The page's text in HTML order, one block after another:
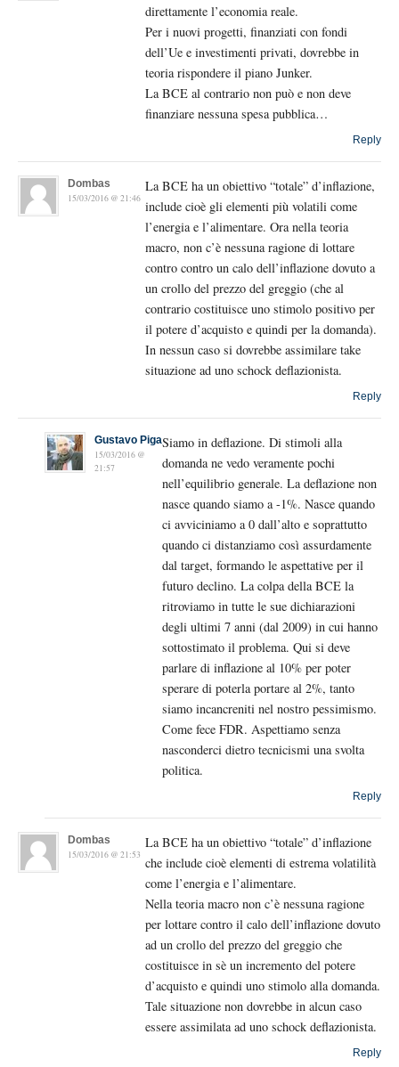
direttamente l’economia reale.
Per i nuovi progetti, finanziati con fondi
dell’Ue e investimenti privati, dovrebbe in
teoria rispondere il piano Junker.
La BCE al contrario non può e non deve
finanziare nessuna spesa pubblica…
Reply
Dombas
15/03/2016 @ 21:46
La BCE ha un obiettivo “totale” d’inflazione,
include cioè gli elementi più volatili come
l’energia e l’alimentare. Ora nella teoria
macro, non c’è nessuna ragione di lottare
contro contro un calo dell’inflazione dovuto a
un crollo del prezzo del greggio (che al
contrario costituisce uno stimolo positivo per
il potere d’acquisto e quindi per la domanda).
In nessun caso si dovrebbe assimilare take
situazione ad uno schock deflazionista.
Reply
Gustavo Piga
15/03/2016 @
21:57
Siamo in deflazione. Di stimoli alla
domanda ne vedo veramente pochi
nell’equilibrio generale. La deflazione non
nasce quando siamo a -1%. Nasce quando
ci avviciniamo a 0 dall’alto e soprattutto
quando ci distanziamo così assurdamente
dal target, formando le aspettative per il
futuro declino. La colpa della BCE la
ritroviamo in tutte le sue dichiarazioni
degli ultimi 7 anni (dal 2009) in cui hanno
sottostimato il problema. Qui si deve
parlare di inflazione al 10% per poter
sperare di poterla portare al 2%, tanto
siamo incancreniti nel nostro pessimismo.
Come fece FDR. Aspettiamo senza
nasconderci dietro tecnicismi una svolta
politica.
Reply
Dombas
15/03/2016 @ 21:53
La BCE ha un obiettivo “totale” d’inflazione
che include cioè elementi di estrema volatilità
come l’energia e l’alimentare.
Nella teoria macro non c’è nessuna ragione
per lottare contro il calo dell’inflazione dovuto
ad un crollo del prezzo del greggio che
costituisce in sè un incremento del potere
d’acquisto e quindi uno stimolo alla domanda.
Tale situazione non dovrebbe in alcun caso
essere assimilata ad uno schock deflazionista.
Reply